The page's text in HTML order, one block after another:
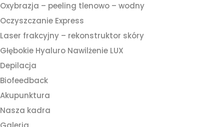
Oxybrazja – peeling tlenowo – wodny
Oczyszczanie Express
Laser frakcyjny – rekonstruktor skóry
Głębokie Hyaluro Nawilżenie LUX
Depilacja
Biofeedback
Akupunktura
Nasza kadra